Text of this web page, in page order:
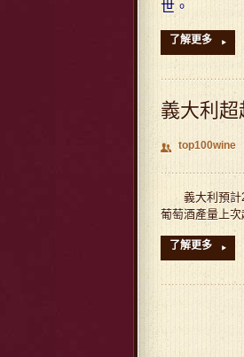
世。
了解更多 ▸
義大利
👥 top100wine
義大利預計
葡萄酒產量上
了解更多 ▸